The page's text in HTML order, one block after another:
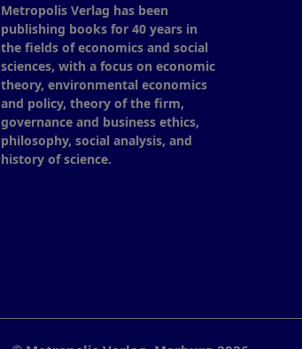
Metropolis Verlag has been
publishing books for 40 years in
the fields of economics and social
sciences, with a focus on economic
theory, environmental economics
and policy, theory of the firm,
governance and business ethics,
philosophy, social analysis, and
history of science.